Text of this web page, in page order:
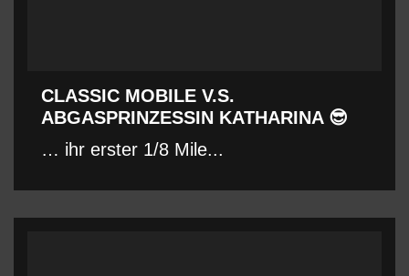
CLASSIC MOBILE V.S.
ABGASPRINZESSIN KATHARINA 😎
… ihr erster 1/8 Mile...